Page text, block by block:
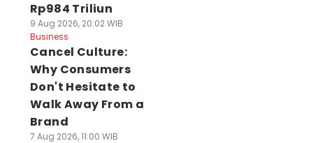
Rp984 Triliun
9 Aug 2026, 20:02 WIB
Business
Cancel Culture:
Why Consumers
Don't Hesitate to
Walk Away From a
Brand
7 Aug 2026, 11:00 WIB